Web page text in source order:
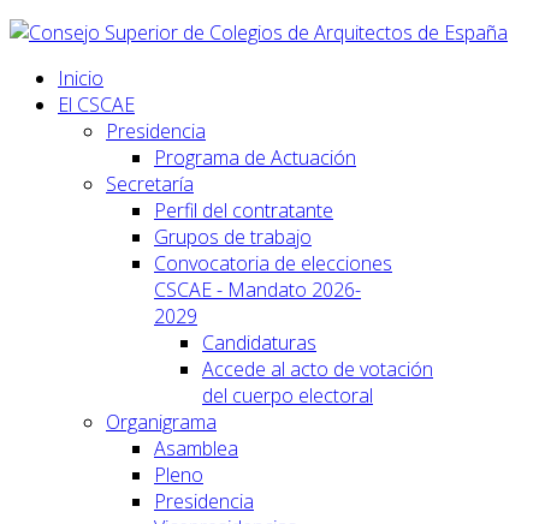
Inicio
El CSCAE
Presidencia
Programa de Actuación
Secretaría
Perfil del contratante
Grupos de trabajo
Convocatoria de elecciones
CSCAE - Mandato 2026-
2029
Candidaturas
Accede al acto de votación
del cuerpo electoral
Organigrama
Asamblea
Pleno
Presidencia